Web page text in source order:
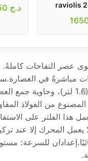
raviolis 2
avec
المملحات
à air
د.ج
عصر التفاحات
مباشرةً في
هذا الفلتر على
المحرك إلا عند
للسرعة: